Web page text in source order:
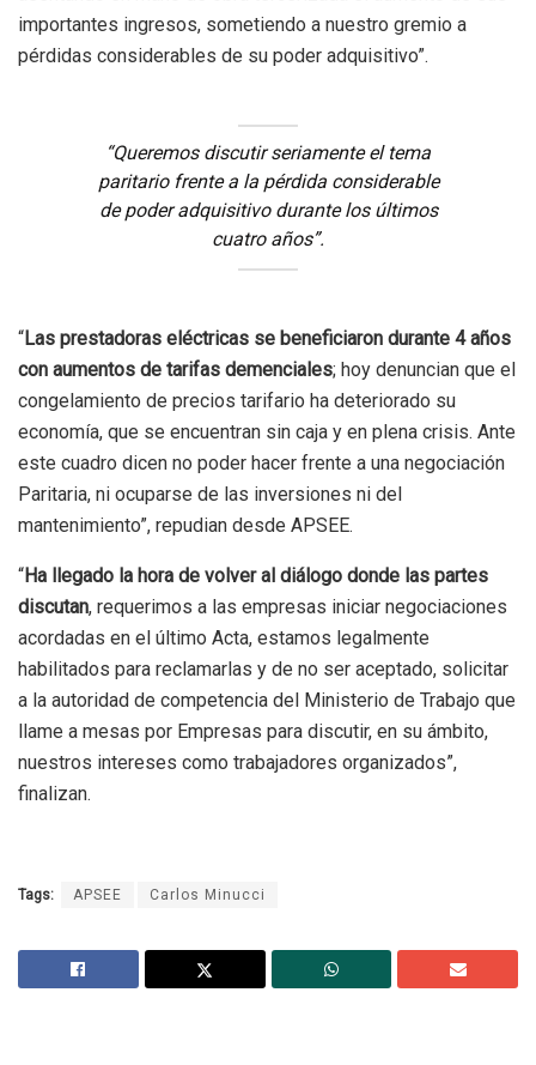
importantes ingresos, sometiendo a nuestro gremio a
pérdidas considerables de su poder adquisitivo”.
“Queremos discutir seriamente el tema
paritario frente a la pérdida considerable
de poder adquisitivo durante los últimos
cuatro años”.
“Las prestadoras eléctricas se beneficiaron durante 4 años
con aumentos de tarifas demenciales; hoy denuncian que el
congelamiento de precios tarifario ha deteriorado su
economía, que se encuentran sin caja y en plena crisis. Ante
este cuadro dicen no poder hacer frente a una negociación
Paritaria, ni ocuparse de las inversiones ni del
mantenimiento”, repudian desde APSEE.
“Ha llegado la hora de volver al diálogo donde las partes
discutan, requerimos a las empresas iniciar negociaciones
acordadas en el último Acta, estamos legalmente
habilitados para reclamarlas y de no ser aceptado, solicitar
a la autoridad de competencia del Ministerio de Trabajo que
llame a mesas por Empresas para discutir, en su ámbito,
nuestros intereses como trabajadores organizados”,
finalizan.
Tags: APSEE Carlos Minucci